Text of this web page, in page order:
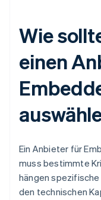
Wie
einen
Ein Anbieter für
muss bestimmte
hängen
den technischen